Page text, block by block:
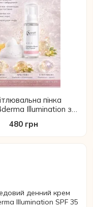
пінка
Illumination з
80 мл
480 грн